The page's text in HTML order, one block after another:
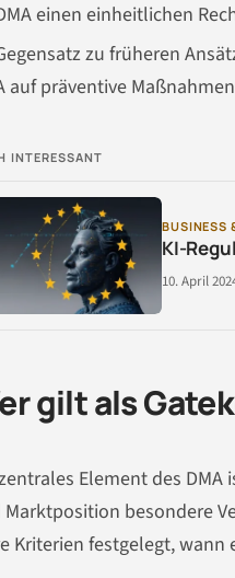
einen einheitlichen
zu früheren
auf präventive
INTERESSANT
BUSINESS
KI-
10. April
gilt als
Element des
Marktposition besondere
Kriterien festgelegt,